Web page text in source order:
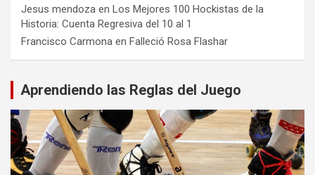
Jesus mendoza en Los Mejores 100 Hockistas de la
Historia: Cuenta Regresiva del 10 al 1
Francisco Carmona en Falleció Rosa Flashar
Aprendiendo las Reglas del Juego